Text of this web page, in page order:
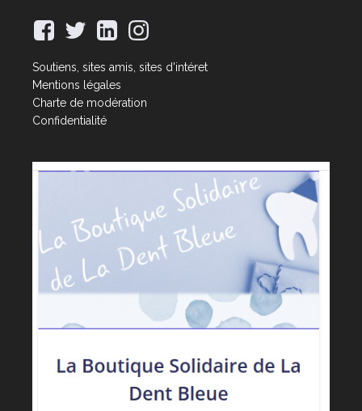
Soutiens, sites amis, sites d'intéret
Mentions légales
Charte de modération
Confidentialité